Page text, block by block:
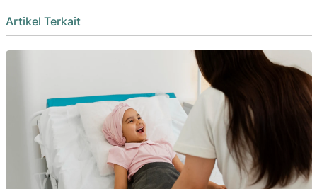
Artikel Terkait